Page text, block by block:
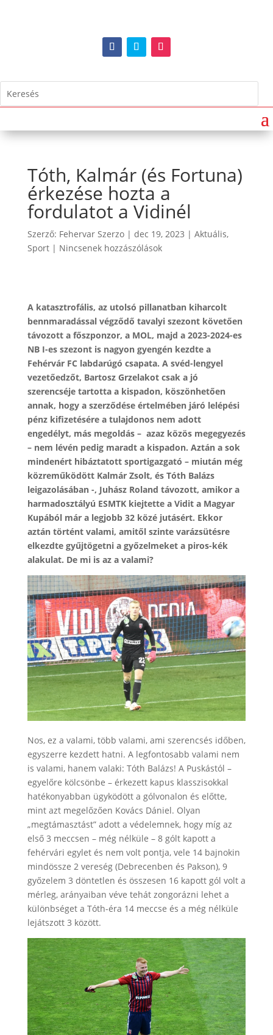
Tóth, Kalmár (és Fortuna)
érkezése hozta a
fordulatot a Vidinél
Szerző: Fehervar Szerzo| dec 19, 2023 | Aktuális,
Sport| Nincsenek hozzászólások
A katasztrofális, az utolsó pillanatban kiharcolt
bennmaradással végződő tavalyi szezont követően
távozott a főszponzor, a MOL, majd a 2023-2024-es
NB I-es szezont is nagyon gyengén kezdte a
Fehérvár FC labdarúgó csapata. A svéd-lengyel
vezetőedzőt, Bartosz Grzelakot csak a jó
szerencséje tartotta a kispadon, köszönhetően
annak, hogy a szerződése értelmében járó lelépési
pénz kifizetésére a tulajdonos nem adott
engedélyt, más megoldás – azaz közös megegyezés
– nem lévén pedig maradt a kispadon. Aztán a sok
mindenért hibáztatott sportigazgató – miután még
közreműködött Kalmár Zsolt, és Tóth Balázs
leigazolásában -, Juhász Roland távozott, amikor a
harmadosztályú ESMTK kiejtette a Vidit a Magyar
Kupából már a legjobb 32 közé jutásért. Ekkor
aztán történt valami, amitől szinte varázsütésre
elkezdte gyűjtögetni a győzelmeket a piros-kék
alakulat. De mi is az a valami?
Nos, ez a valami, több valami, ami szerencsés időben,
egyszerre kezdett hatni. A legfontosabb valami nem
is valami, hanem valaki: Tóth Balázs! A Puskástól –
egyelőre kölcsönbe – érkezett kapus klasszisokkal
hatékonyabban ügyködött a gólvonalon és előtte,
mint azt megelőzően Kovács Dániel. Olyan
„megtámasztást” adott a védelemnek, hogy míg az
első 3 meccsen – még nélküle – 8 gólt kapott a
fehérvári egylet és nem volt pontja, vele 14 bajnokin
mindössze 2 vereség (Debrecenben és Pakson), 9
győzelem 3 döntetlen és összesen 16 kapott gól volt a
mérleg, arányaiban véve tehát zongorázni lehet a
különbséget a Tóth-éra 14 meccse és a még nélküle
lejátszott 3 között.